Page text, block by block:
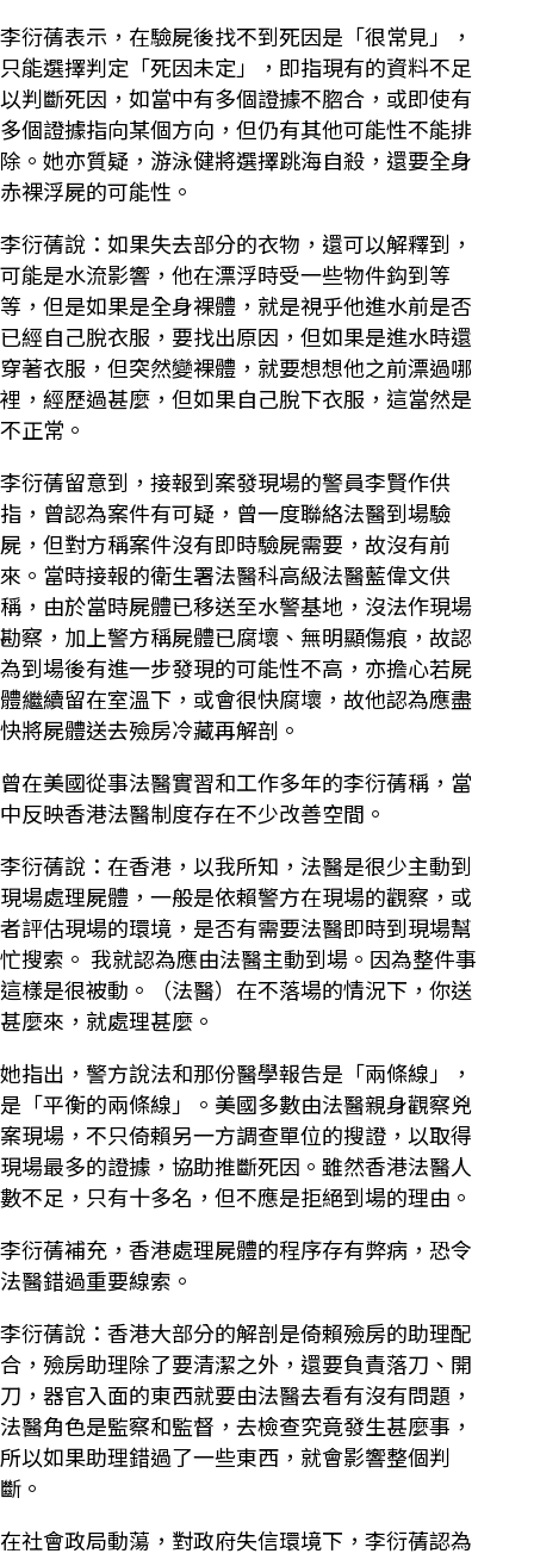
李衍蒨表示，在驗屍後找不到死因是「很常見」，
只能選擇判定「死因未定」，即指現有的資料不足
以判斷死因，如當中有多個證據不脗合，或即使有
多個證據指向某個方向，但仍有其他可能性不能排
除。她亦質疑，游泳健將選擇跳海自殺，還要全身
赤裸浮屍的可能性。
李衍蒨說：如果失去部分的衣物，還可以解釋到，
可能是水流影響，他在漂浮時受一些物件鈎到等
等，但是如果是全身裸體，就是視乎他進水前是否
已經自己脫衣服，要找出原因，但如果是進水時還
穿著衣服，但突然變裸體，就要想想他之前漂過哪
裡，經歷過甚麼，但如果自己脫下衣服，這當然是
不正常。
李衍蒨留意到，接報到案發現場的警員李賢作供
指，曾認為案件有可疑，曾一度聯絡法醫到場驗
屍，但對方稱案件沒有即時驗屍需要，故沒有前
來。當時接報的衛生署法醫科高級法醫藍偉文供
稱，由於當時屍體已移送至水警基地，沒法作現場
勘察，加上警方稱屍體已腐壞、無明顯傷痕，故認
為到場後有進一步發現的可能性不高，亦擔心若屍
體繼續留在室溫下，或會很快腐壞，故他認為應盡
快將屍體送去殮房冷藏再解剖。
曾在美國從事法醫實習和工作多年的李衍蒨稱，當
中反映香港法醫制度存在不少改善空間。
李衍蒨說：在香港，以我所知，法醫是很少主動到
現場處理屍體，一般是依賴警方在現場的觀察，或
者評估現場的環境，是否有需要法醫即時到現場幫
忙搜索。 我就認為應由法醫主動到場。因為整件事
這樣是很被動。（法醫）在不落場的情況下，你送
甚麼來，就處理甚麼。
她指出，警方說法和那份醫學報告是「兩條線」，
是「平衡的兩條線」。美國多數由法醫親身觀察兇
案現場，不只倚賴另一方調查單位的搜證，以取得
現場最多的證據，協助推斷死因。雖然香港法醫人
數不足，只有十多名，但不應是拒絕到場的理由。
李衍蒨補充，香港處理屍體的程序存有弊病，恐令
法醫錯過重要線索。
李衍蒨說：香港大部分的解剖是倚賴殮房的助理配
合，殮房助理除了要清潔之外，還要負責落刀、開
刀，器官入面的東西就要由法醫去看有沒有問題，
法醫角色是監察和監督，去檢查究竟發生甚麼事，
所以如果助理錯過了一些東西，就會影響整個判
斷。
在社會政局動蕩，對政府失信環境下，李衍蒨認為